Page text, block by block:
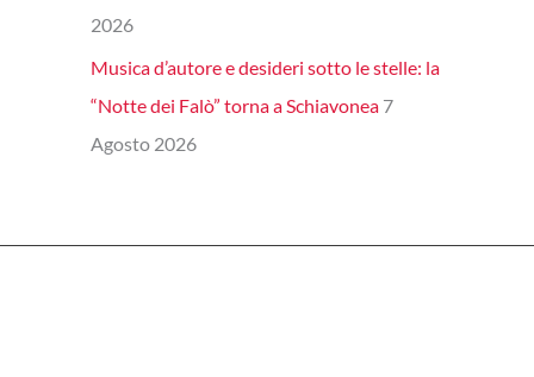
2026
Musica d’autore e desideri sotto le stelle: la
“Notte dei Falò” torna a Schiavonea 7
Agosto 2026